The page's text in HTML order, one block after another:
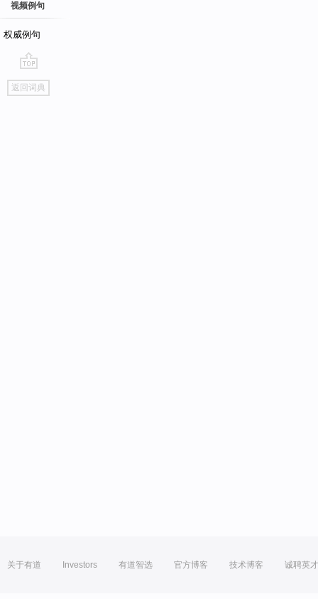
视频例句
权威例句
go
top
返回词典
关于有道 Investors 有道智选 官方博客 技术博客 诚聘英才